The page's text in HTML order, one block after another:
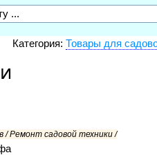
Категория: Товары для
/ Ремонт садовой техники /